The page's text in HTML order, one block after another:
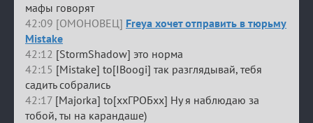
мафы говорят
42:09 [ОМОНОВЕЦ] Freya хочет отправить в тюрьму
Mistake
42:12 [StormShadow] это норма
42:15 [Mistake] to[IBoogi] так разглядывай, тебя
садить собрались
42:17 [Majorka] to[ххГРОБхх] Ну я наблюдаю за
тобой, ты на карандаше)